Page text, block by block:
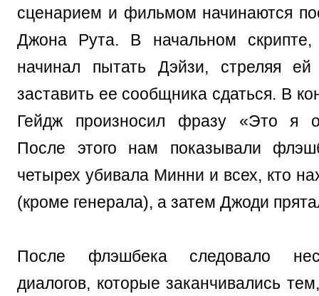
сценарием и фильмом начинаются
Джона Рута. В начальном
начинал пытать Дэйзи, стреляя
заставить ее сообщника сдаться. В
Гейдж произносил фразу «Это я
После этого нам показывали
четырех убивала Минни и всех, кто
(кроме генерала), а затем Джоди
После флэшбека следовало
диалогов, которые заканчивались